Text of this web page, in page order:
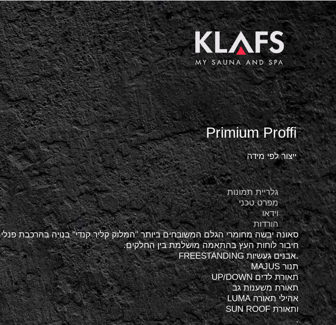
Primium Proffi
ייצור לפי מידה
גלריית תמונות
מפרט טכני
וידאו
הורדות
סאונה יבשה מחומרי הגלם המשובחים ביותר "המלוק קליר קנדי" בנויה בהרכבת
חיבור לוחות העץ בהתאמה מושלמת בין החלקים.
.אבנים געשיות FREESTANDING
תנור MAJUS
תאורת לדים UP/DOWN
תאורת משענות גב
אהילי תאורה LUMA
ותאורת SUN ROOF
.